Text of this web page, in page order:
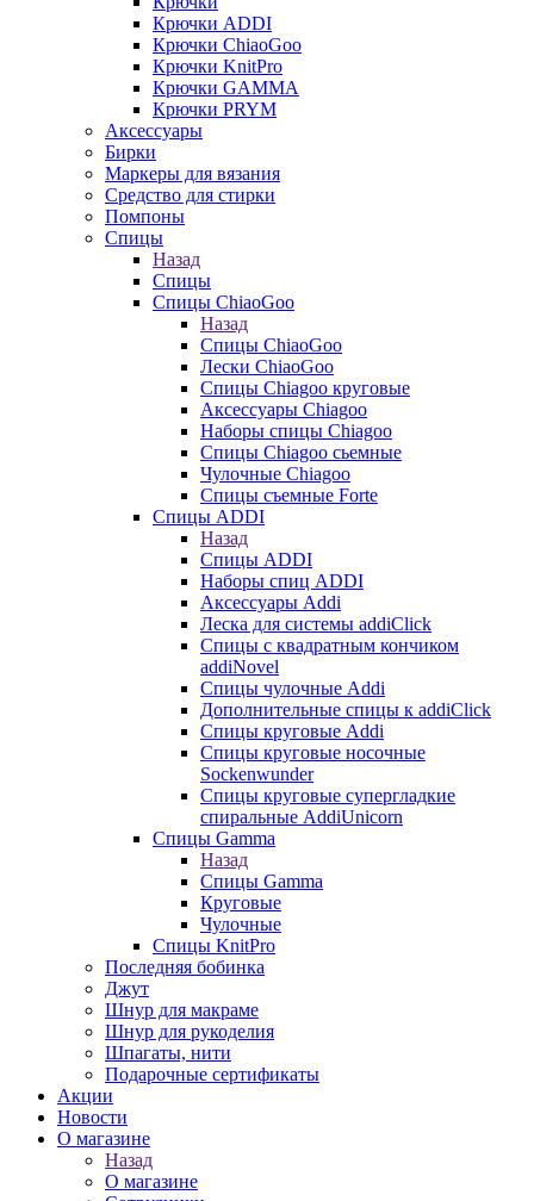
Крючки ADDI
Крючки ChiaoGoo
Крючки KnitPro
Крючки GAMMA
Крючки PRYM
Аксессуары
Бирки
Маркеры для вязания
Средство для стирки
Помпоны
Спицы
Назад
Спицы
Спицы ChiaoGoo
Назад
Спицы ChiaoGoo
Лески ChiaoGoo
Cпицы Сhiagoo круговые
Аксессуары Chiagoo
Наборы спицы Chiagoo
Спицы Chiagoo сьемные
Чулочные Chiagoo
Спицы съемные Forte
Спицы ADDI
Назад
Спицы ADDI
Наборы спиц ADDI
Аксессуары Addi
Леска для системы addiClick
Спицы с квадратным кончиком
addiNovel
Спицы чулочные Addi
Дополнительные спицы к addiClick
Спицы круговые Addi
Спицы круговые носочные
Sockenwunder
Спицы круговые супергладкие
спиральные AddiUnicorn
Спицы Gamma
Назад
Спицы Gamma
Круговые
Чулочные
Спицы KnitPro
Последняя бобинка
Джут
Шнур для макраме
Шнур для рукоделия
Шпагаты, нити
Подарочные сертификаты
Акции
Новости
О магазине
Назад
О магазине